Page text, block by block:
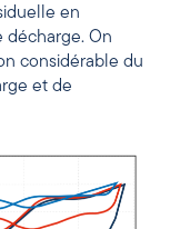
en
décharge. On
considérable du
et de